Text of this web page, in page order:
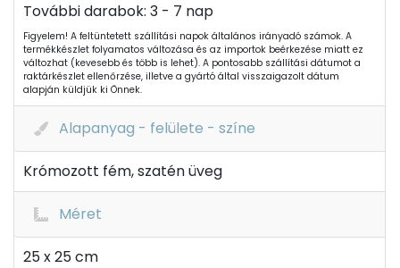
További darabok: 3 - 7 nap
Figyelem! A feltüntetett szállítási napok általános irányadó számok. A
termékkészlet folyamatos változása és az importok beérkezése miatt ez
változhat (kevesebb és több is lehet). A pontosabb szállítási dátumot a
raktárkészlet ellenőrzése, illetve a gyártó által visszaigazolt dátum
alapján küldjük ki Önnek.
Alapanyag - felülete - színe
Krómozott fém, szatén üveg
Méret
25 x 25 cm